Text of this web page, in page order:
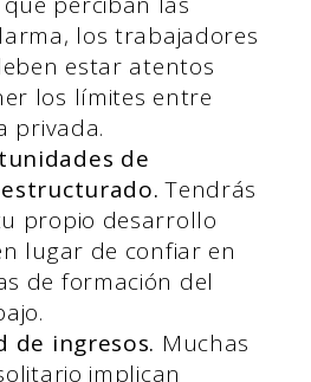
los trabajadores
estar atentos
los límites entre
privada.
de
Tendrás
propio desarrollo
lugar de confiar en
de formación del
de ingresos. Muchas
implican